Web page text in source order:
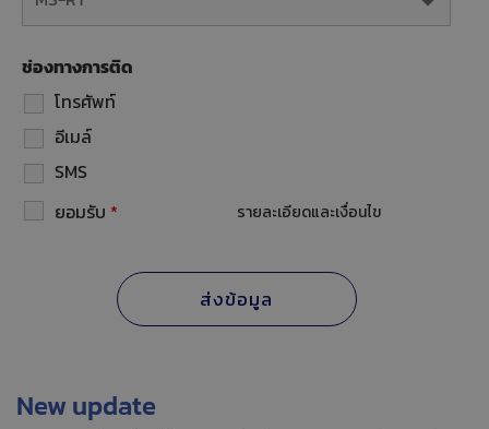
ช่องทางการติด
โทรศัพท์
อีเมล์
SMS
ยอมรับ * รายละเอียดและเงื่อนไข
New update